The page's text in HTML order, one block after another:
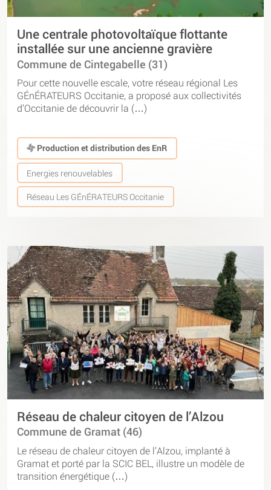
Une centrale photovoltaïque flottante
installée sur une ancienne gravière
Commune de Cintegabelle (31)
Pour cette nouvelle escale, votre réseau régional Les
GÉnÉRATEURS Occitanie, a proposé aux collectivités
d’Occitanie de découvrir la (…)
Production et distribution des EnR
Energies renouvelables
Réseau Les GÉnÉRATEURS Occitanie
Réseau de chaleur citoyen de l’Alzou
Commune de Gramat (46)
Le réseau de chaleur citoyen de l’Alzou, implanté à
Gramat et porté par la SCIC BEL, illustre un modèle de
transition énergétique (…)